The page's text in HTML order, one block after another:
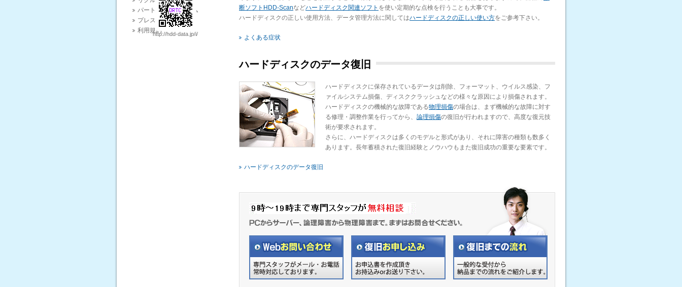
パートナープログラム
プレスリリース
利用規約
断ソフトHDD-Scanなどハードディスク関連ソフト を使い定期的な点検を行うことも大事です。
ハードディスクの正しい使用方法、データ管理方法に関してはハードディスクの正しい使い方をご参考下さい。
よくある症状
ハードディスクのデータ復旧
ハードディスクに保存されているデータは削除、フォーマット、ウイルス感染、フ
ァイルシステム損傷、ディスククラッシュなどの様々な原因により損傷されます。
ハードディスクの機械的な故障である物理損傷の場合は、まず機械的な故障に対す
る修理・調整作業を行ってから、 論理損傷の復旧が行われますので、高度な復元技
術が要求されます。
さらに、ハードディスクは多くのモデルと形式があり、それに障害の種類も数多く
あります。長年蓄積された復旧経験とノウハウもまた復旧成功の重要な要素です。
ハードディスクのデータ復旧
http://hdd-data.jp/i/